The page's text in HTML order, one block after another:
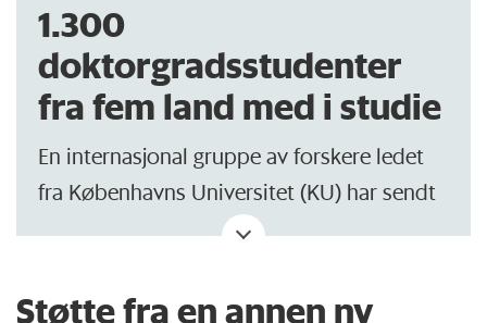
1.300
doktorgradsstudenter
fra fem land med i studie
En internasjonal gruppe av forskere ledet
fra Københavns Universitet (KU) har sendt
ut spørreskjemaer til doktorgradsstudenter
europeiske land: Danmark, Irland, Portugal,
Støtte fra en annen ny